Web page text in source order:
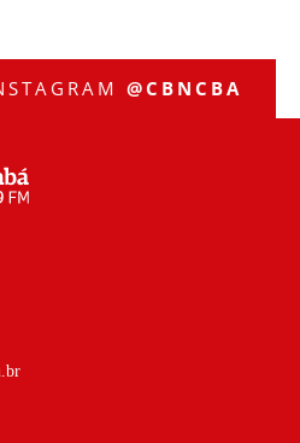
@CBNCBA